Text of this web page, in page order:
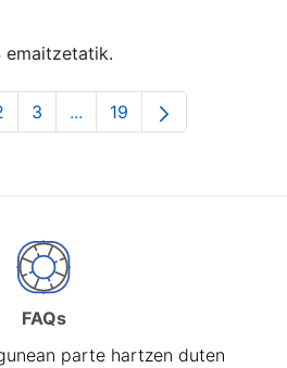
emaitzetatik.
Orrialdea
3 ...Intermediate Pages Use
Orrialdea
19
FAQs
parte hartzen duten